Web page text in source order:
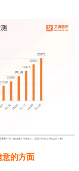
意的方面